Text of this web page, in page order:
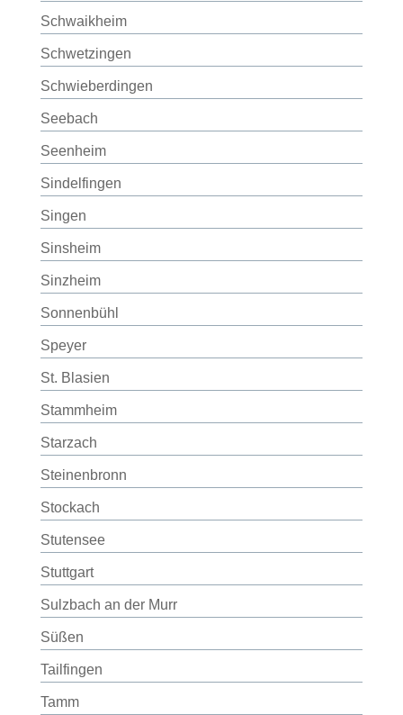
Schwaikheim
Schwetzingen
Schwieberdingen
Seebach
Seenheim
Sindelfingen
Singen
Sinsheim
Sinzheim
Sonnenbühl
Speyer
St. Blasien
Stammheim
Starzach
Steinenbronn
Stockach
Stutensee
Stuttgart
Sulzbach an der Murr
Süßen
Tailfingen
Tamm